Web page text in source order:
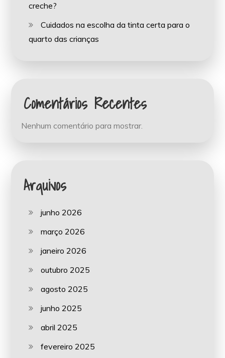
creche?
Cuidados na escolha da tinta certa para o
quarto das crianças
Comentários Recentes
Nenhum comentário para mostrar.
Arquivos
junho 2026
março 2026
janeiro 2026
outubro 2025
agosto 2025
junho 2025
abril 2025
fevereiro 2025